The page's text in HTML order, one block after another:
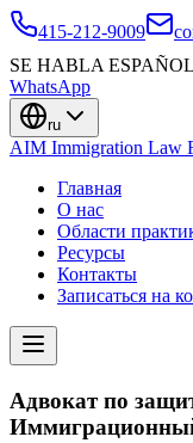
415-212-9009
SE HABLA ESPAÑOL
WhatsApp
ru
AIM Immigration Law
Главная
О нас
Области
Ресурсы
Контакты
Записаться на
Адвокат по